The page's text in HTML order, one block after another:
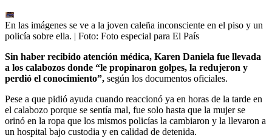
En las imágenes se ve a la joven caleña inconsciente en el piso y un
policía sobre ella. | Foto: Foto especial para El País
Sin haber recibido atención médica, Karen Daniela fue llevada
a los calabozos donde “le propinaron golpes, la redujeron y
perdió el conocimiento”, según los documentos oficiales.
Pese a que pidió ayuda cuando reaccionó ya en horas de la tarde en
el calabozo porque se sentía mal, fue solo hasta que la mujer se
orinó en la ropa que los mismos policías la cambiaron y la llevaron a
un hospital bajo custodia y en calidad de detenida.